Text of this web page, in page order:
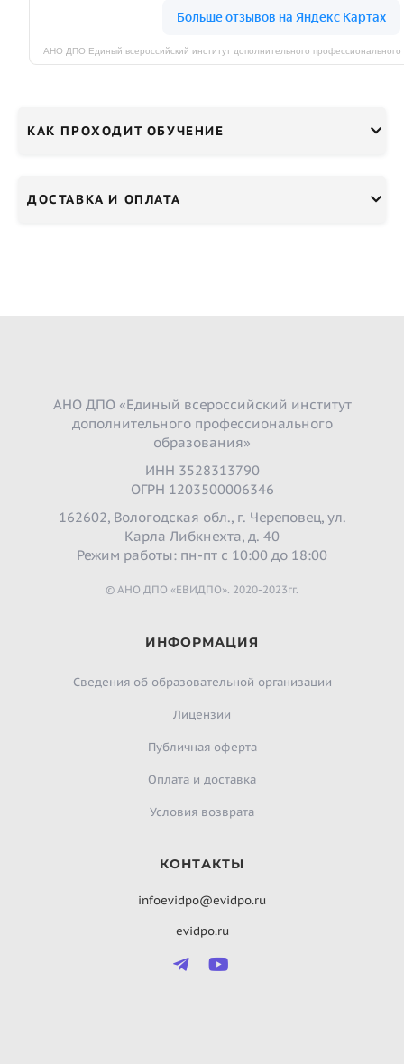
КАК ПРОХОДИТ ОБУЧЕНИЕ
ДОСТАВКА И ОПЛАТА
АНО ДПО «Единый всероссийский институт
дополнительного профессионального
образования»
ИНН 3528313790
ОГРН 1203500006346
162602, Вологодская обл., г. Череповец, ул.
Карла Либкнехта, д. 40
Режим работы: пн-пт с 10:00 до 18:00
© АНО ДПО «ЕВИДПО». 2020-2023гг.
ИНФОРМАЦИЯ
Сведения об образовательной организации
Лицензии
Публичная оферта
Оплата и доставка
Условия возврата
КОНТАКТЫ
infoevidpo@evidpo.ru
evidpo.ru